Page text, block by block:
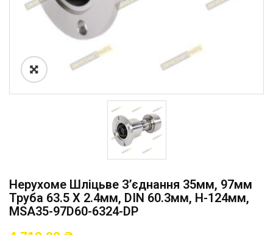
Нерухоме Шліцьве З’єднання 35мм, 97мм
Труба 63.5 X 2.4мм, DIN 60.3мм, H-124мм,
MSA35-97D60-6324-DP